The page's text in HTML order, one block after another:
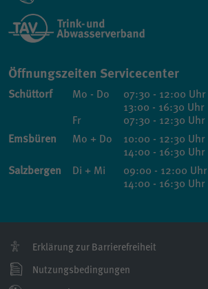
Öffnungszeiten Servicecenter
Schüttorf
Mo - Do
Fr
07:30 - 12:00 Uhr
13:00 - 16:30 Uhr
07:30 - 12:30 Uhr
Emsbüren
Mo + Do
10:00 - 12:30 Uhr
14:00 - 16:30 Uhr
Salzbergen
Di + Mi
09:00 - 12:00 Uhr
14:00 - 16:30 Uhr
Erklärung zur Barrierefreiheit
Nutzungsbedingungen